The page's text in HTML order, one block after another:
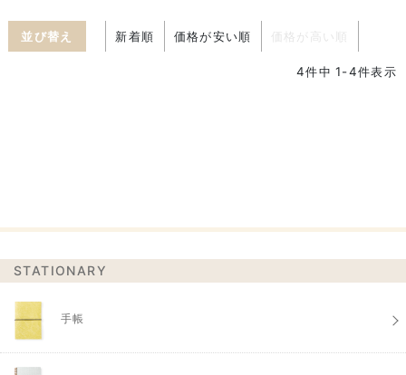
並び替え 新着順 価格が安い順 価格が高い順
4件中 1-4件表示
STATIONARY
手帳